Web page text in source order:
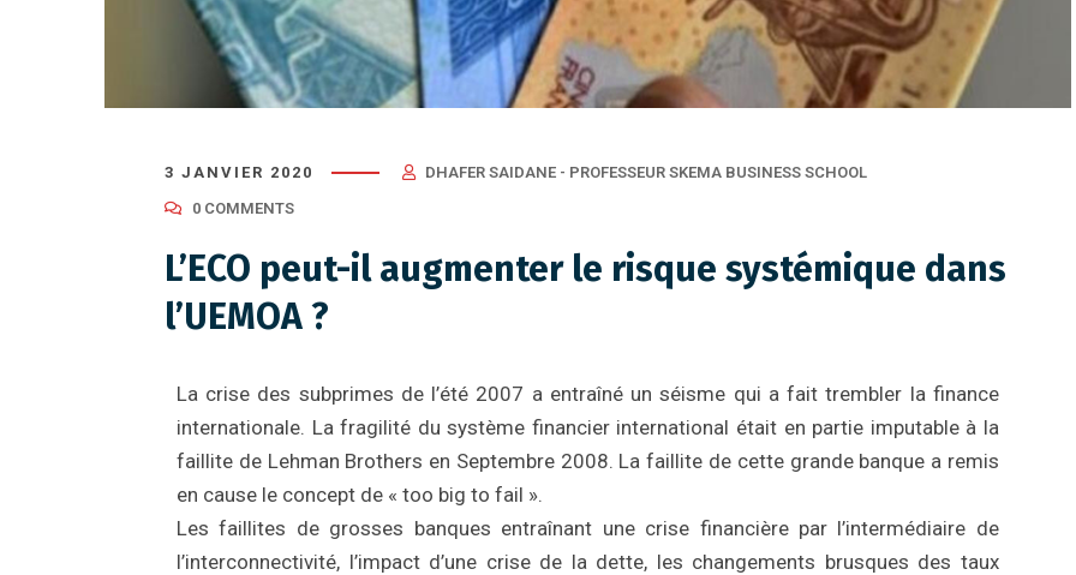
3 JANVIER 2020
DHAFER SAIDANE - PROFESSEUR SKEMA BUSINESS SCHOOL
0 COMMENTS
L’ECO peut-il augmenter le risque systémique dans
l’UEMOA ?
La crise des subprimes de l’été 2007 a entraîné un séisme qui a fait trembler la finance
internationale. La fragilité du système financier international était en partie imputable à la
faillite de Lehman Brothers en Septembre 2008. La faillite de cette grande banque a remis
en cause le concept de « too big to fail ».
Les faillites de grosses banques entraînant une crise financière par l’intermédiaire de
l’interconnectivité, l’impact d’une crise de la dette, les changements brusques des taux